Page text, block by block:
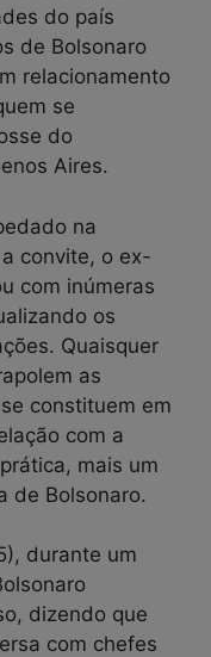
do país
de Bolsonaro
relacionamento
se
do
Aires.
na
convite, o ex-
com inúmeras
os
Quaisquer
as
constituem em
com a
mais um
de Bolsonaro.
durante um
dizendo que
com chefes